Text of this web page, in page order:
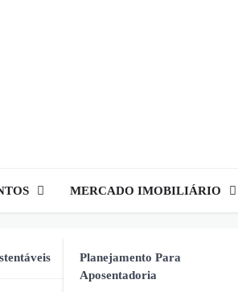
MERCADO IMOBILIÁRIO
Planejamento Para
Aposentadoria
os